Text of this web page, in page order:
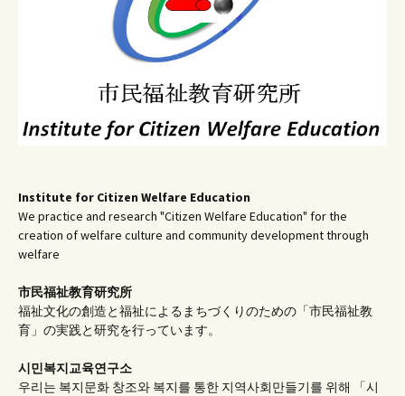
Institute for Citizen Welfare Education
We practice and research "Citizen Welfare Education" for the
creation of welfare culture and community development through
welfare
市民福祉教育研究所
福祉文化の創造と福祉によるまちづくりのための「市民福祉教
育」の実践と研究を行っています。
시민복지교육연구소
우리는 복지문화 창조와 복지를 통한 지역사회만들기를 위해 「시